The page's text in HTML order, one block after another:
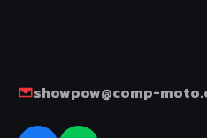
showpow@comp-